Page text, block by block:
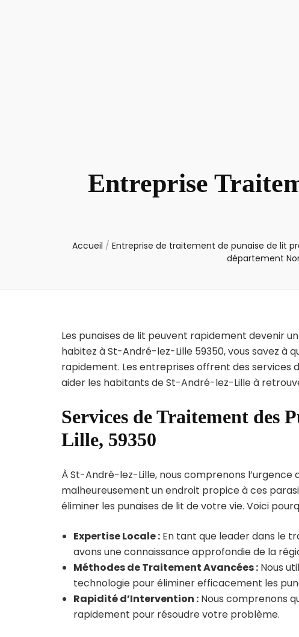
Entreprise
Accueil / Entreprise de traitement de punaise de lit
département
Les punaises de lit peuvent rapidement devenir
habitez à St-André-lez-Lille 59350, vous savez
rapidement. Les entreprises offrent des
aider les habitants de St-André-lez-Lille à
Services de Traitement des
Lille, 59350
À St-André-lez-Lille, nous comprenons l’urgence
malheureusement un endroit propice à ces
éliminer les punaises de lit de votre vie. Voici
Expertise Locale : En tant que leader dans le
avons une connaissance approfondie de la
Méthodes de Traitement Avancées : Nous
technologie pour éliminer efficacement les
Rapidité d’Intervention : Nous comprenons
rapidement pour résoudre votre problème.